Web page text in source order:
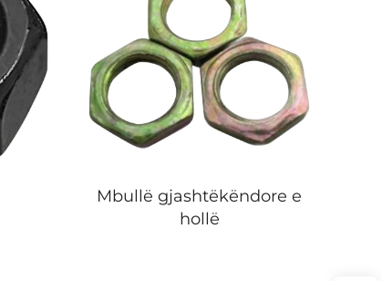
Mbullë gjashtëkëndore e
hollë